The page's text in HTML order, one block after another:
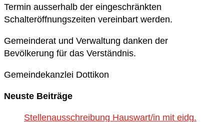
Termin ausserhalb der eingeschränkten
Schalteröffnungszeiten vereinbart werden.
Gemeinderat und Verwaltung danken der
Bevölkerung für das Verständnis.
Gemeindekanzlei Dottikon
Neuste Beiträge
Stellenausschreibung Hauswart/in mit eidg.